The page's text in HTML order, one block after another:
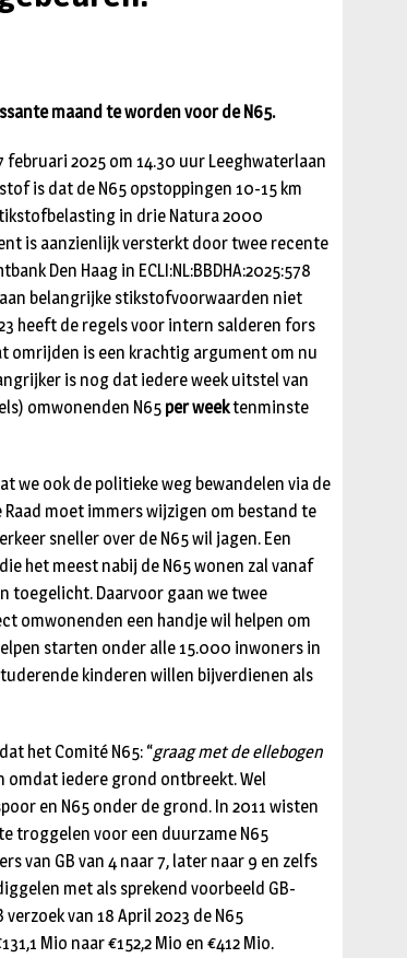
maand te worden voor de N65.
2025 om 14.30 uur Leeghwaterlaan
is dat de N65 opstoppingen 10-15 km
in drie Natura 2000
is aanzienlijk versterkt door twee recente
Den Haag in ECLI:NL:BBDHA:2025:578
belangrijke stikstofvoorwaarden niet
heeft de regels voor intern salderen fors
omrijden is een krachtig argument om nu
is nog dat iedere week uitstel van
omwonenden N65 per weektenminste
we ook de politieke weg bewandelen via de
Raad moet immers wijzigen om bestand te
sneller over de N65 wil jagen. Een
het meest nabij de N65 wonen zal vanaf
toegelicht. Daarvoor gaan we twee
omwonenden een handje wil helpen om
starten onder alle 15.000 inwoners in
kinderen willen bijverdienen als
het Comité N65: “graag met de ellebogen
omdat iedere grond ontbreekt. Wel
en N65 onder de grond. In 2011 wisten
troggelen voor een duurzame N65
van GB van 4 naar 7, later naar 9 en zelfs
met als sprekend voorbeeld GB-
van 18 April 2023 de N65
Mio naar €152,2 Mio en €412 Mio.